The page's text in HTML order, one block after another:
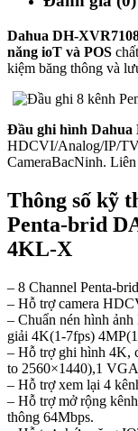
Dahua DH-
năng ioT và POS
kiệm băng thông và
Đầu ghi hình
HDCVI/Analog/IP/
CameraBacNinh.
Thông số kỹ
Penta-brid
4KL-X
– 8 Channel Penta-
– Hỗ trợ camera
– Chuẩn nén hình
giải 4K(1-7fps)
– Hỗ trợ ghi hình 4K,
to 2560×1440),1
– Hỗ trợ xem lại 4
– Hỗ trợ mở rộng
thông 64Mbps.